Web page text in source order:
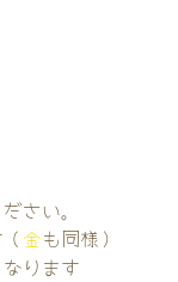
さい。
金も同様）
ります